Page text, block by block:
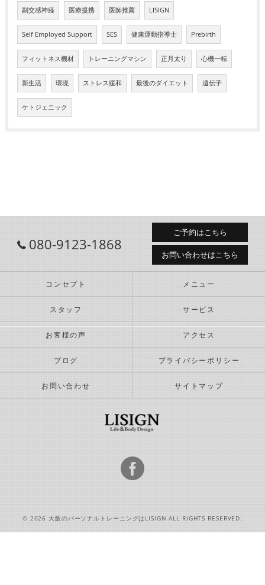
副交感神経 医療提携 医師推薦 LISIGN
Self Employed Support SES 健康運動指導士 Prebirth
フィットネス機材 トレーニングマシン 正月太り 心機一転
新生活 環境 ストレス緩和 最後のダイエット 遺伝子
ケトジェニック
080-9123-1868
ご予約はこちら
お問い合わせはこちら
コンセプト メニュー
スタッフ サービス
お客様の声 アクセス
ブログ プライバシーポリシー
お問い合わせ サイトマップ
© 2026 大阪のパーソナルトレーニングはLISIGN ALL RIGHTS RESERVED.